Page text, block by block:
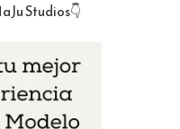
Studios👇